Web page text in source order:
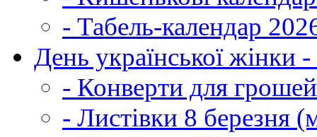
- Табель-календар
День української жінки
- Конверти для
- Листівки 8 березня